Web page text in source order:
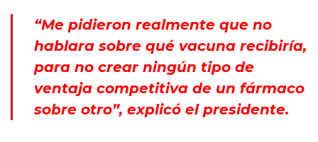
“Me pidieron realmente que no
hablara sobre qué vacuna recibiría,
para no crear ningún tipo de
ventaja competitiva de un fármaco
sobre otro”, explicó el presidente.